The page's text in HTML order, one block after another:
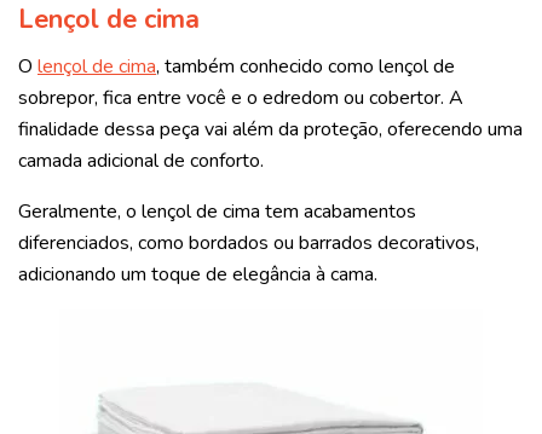
Lençol de cima
O lençol de cima, também conhecido como lençol de
sobrepor, fica entre você e o edredom ou cobertor. A
finalidade dessa peça vai além da proteção, oferecendo uma
camada adicional de conforto.
Geralmente, o lençol de cima tem acabamentos
diferenciados, como bordados ou barrados decorativos,
adicionando um toque de elegância à cama.